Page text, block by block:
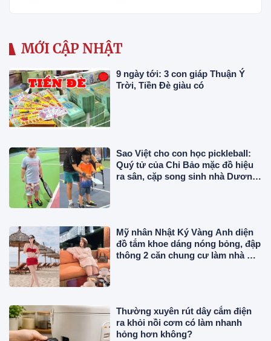
MỚI CẬP NHẬT
9 ngày tới: 3 con giáp Thuận Ý
Trời, Tiền Đè giàu có
Sao Việt cho con học pickleball:
Quý tử của Chi Bảo mặc đồ hiệu
ra sân, cặp song sinh nhà Dương
Mỹ nhân Nhật Ký Vàng Anh diện
đồ tắm khoe dáng nóng bỏng, đập
thông 2 căn chung cư làm nhà ở,
Thường xuyên rút dây cắm điện
ra khỏi nồi cơm có làm nhanh
hỏng hơn không?